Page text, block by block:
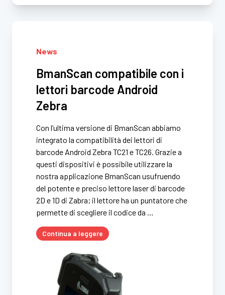
News
BmanScan compatibile con i
lettori barcode Android
Zebra
Con l’ultima versione di BmanScan abbiamo
integrato la compatibilità dei lettori di
barcode Android Zebra TC21 e TC26. Grazie a
questi dispositivi è possibile utilizzare la
nostra applicazione BmanScan usufruendo
del potente e preciso lettore laser di barcode
2D e 1D di Zabra; il lettore ha un puntatore che
permette di scegliere il codice da …
Continua a leggere